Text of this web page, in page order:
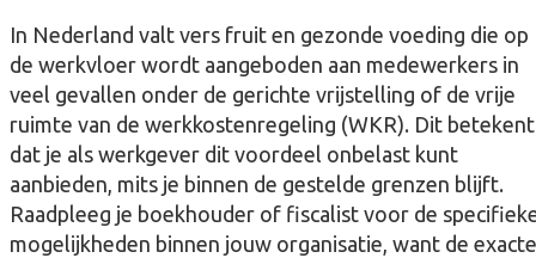
In Nederland valt vers fruit en gezonde voeding die op
de werkvloer wordt aangeboden aan medewerkers in
veel gevallen onder de gerichte vrijstelling of de vrije
ruimte van de werkkostenregeling (WKR). Dit betekent
dat je als werkgever dit voordeel onbelast kunt
aanbieden, mits je binnen de gestelde grenzen blijft.
Raadpleeg je boekhouder of fiscalist voor de
mogelijkheden binnen jouw organisatie, want de exacte